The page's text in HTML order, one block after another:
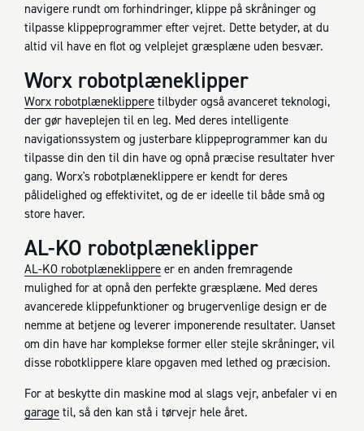
navigere rundt om forhindringer, klippe på skråninger og
tilpasse klippeprogrammer efter vejret. Dette betyder, at du
altid vil have en flot og velplejet græsplæne uden besvær.
Worx robotplæneklipper
Worx robotplæneklippere tilbyder også avanceret teknologi,
der gør haveplejen til en leg. Med deres intelligente
navigationssystem og justerbare klippeprogrammer kan du
tilpasse din den til din have og opnå præcise resultater hver
gang. Worx's robotplæneklippere er kendt for deres
pålidelighed og effektivitet, og de er ideelle til både små og
store haver.
AL-KO robotplæneklipper
AL-KO robotplæneklippere er en anden fremragende
mulighed for at opnå den perfekte græsplæne. Med deres
avancerede klippefunktioner og brugervenlige design er de
nemme at betjene og leverer imponerende resultater. Uanset
om din have har komplekse former eller stejle skråninger, vil
disse robotklippere klare opgaven med lethed og præcision.
For at beskytte din maskine mod al slags vejr, anbefaler vi en
garage til, så den kan stå i tørvejr hele året.